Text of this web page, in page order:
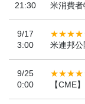
21:30
米消費
9/17
3:00
米連邦
9/25
0:00
【CME